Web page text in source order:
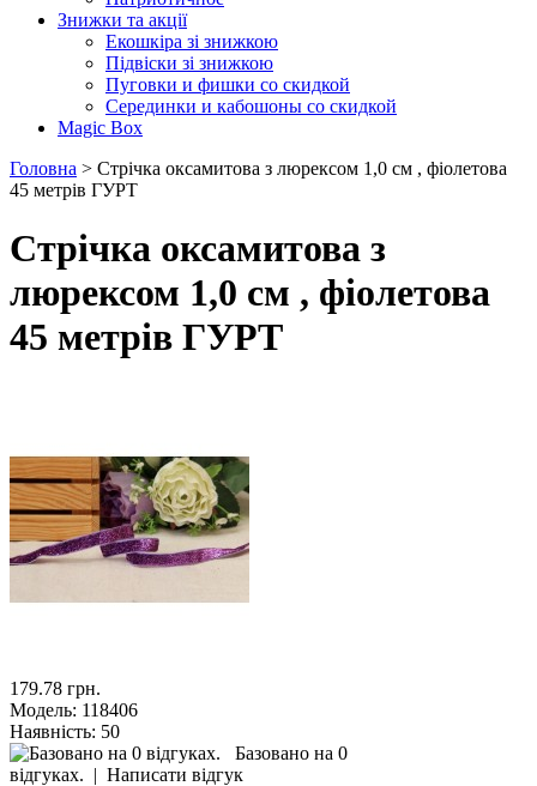
Знижки та акції
Екошкіра зі знижкою
Підвіски зі знижкою
Пуговки и фишки со скидкой
Серединки и кабошоны со скидкой
Magic Box
Головна > Стрічка оксамитова з люрексом 1,0 см , фіолетова
45 метрiв ГУРТ
Стрічка оксамитова з
люрексом 1,0 см , фіолетова
45 метрiв ГУРТ
179.78 грн.
Модель: 118406
Наявність: 50
Базовано на 0
відгуках. | Написати відгук